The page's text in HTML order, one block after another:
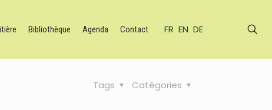
Bibliothèque Agenda Contact FR EN DE
Catégories
Tags